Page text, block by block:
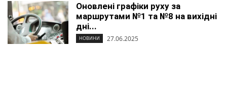
Оновлені графіки руху за
маршрутами №1 та №8 на вихідні
дні...
НОВИНИ 27.06.2025